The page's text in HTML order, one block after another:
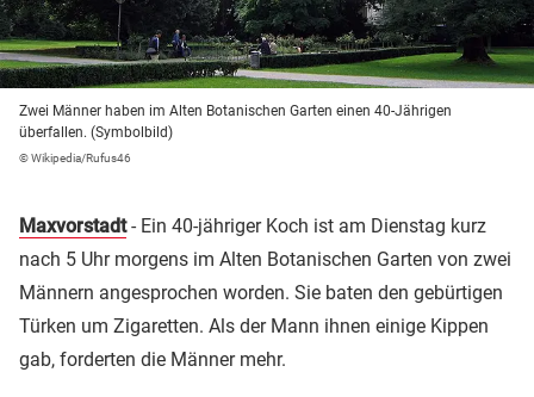
Zwei Männer haben im Alten Botanischen Garten einen 40-Jährigen
überfallen. (Symbolbild)
© Wikipedia/Rufus46
Maxvorstadt- Ein 40-jähriger Koch ist am Dienstag kurz
nach 5 Uhr morgens im Alten Botanischen Garten von zwei
Männern angesprochen worden. Sie baten den gebürtigen
Türken um Zigaretten. Als der Mann ihnen einige Kippen
gab, forderten die Männer mehr.